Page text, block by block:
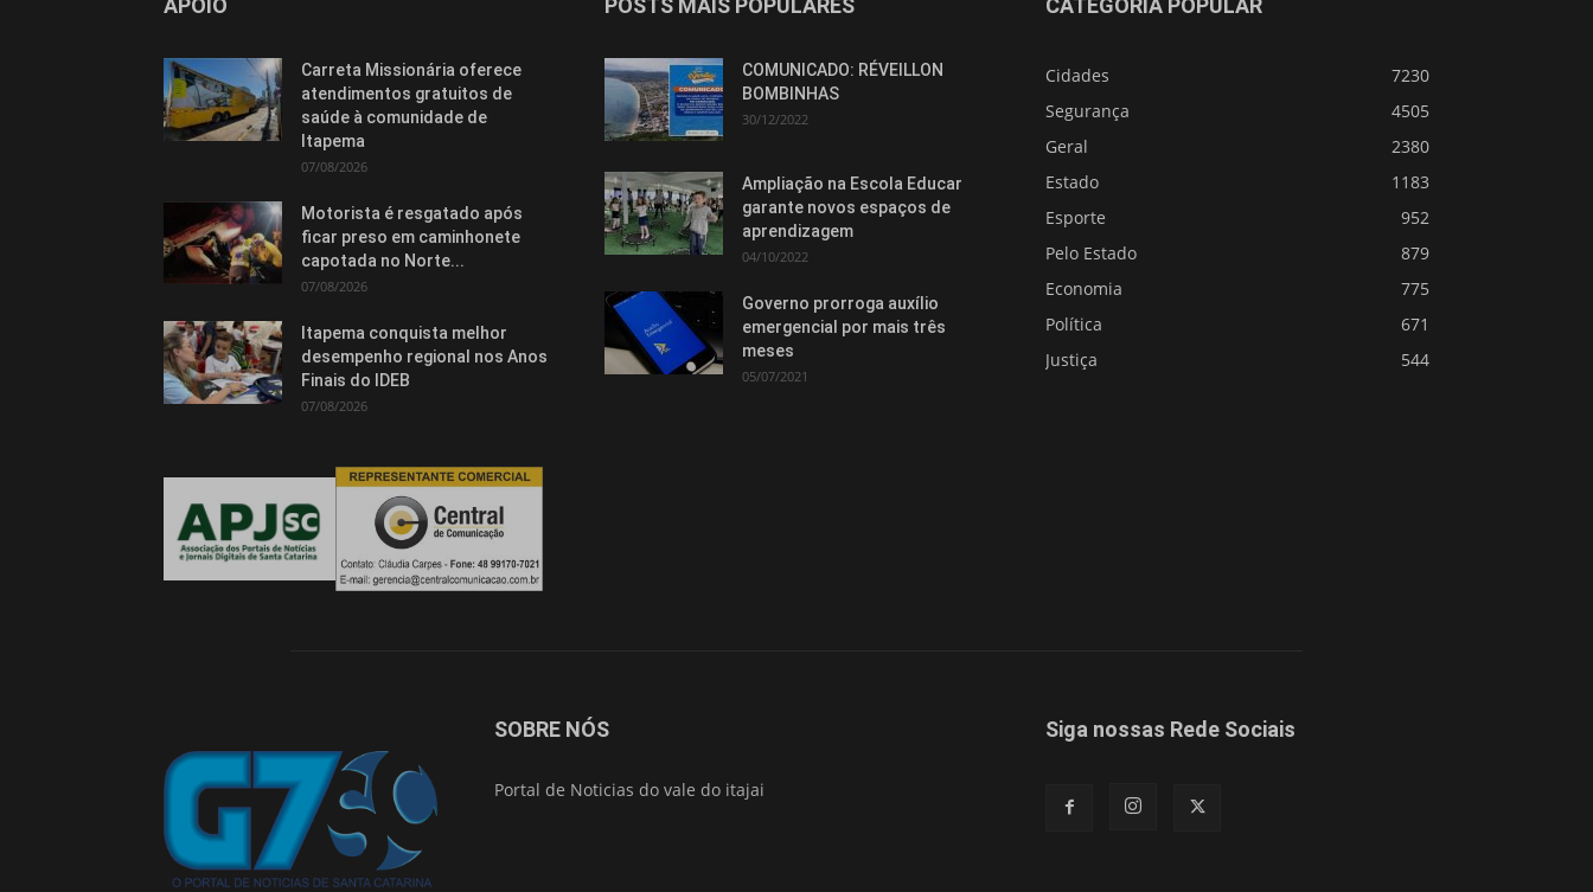
Carreta Missionária oferece
atendimentos gratuitos de
saúde à comunidade de
Itapema
07/08/2026
Motorista é resgatado após
ficar preso em caminhonete
capotada no Norte...
07/08/2026
Itapema conquista melhor
desempenho regional nos Anos
Finais do IDEB
07/08/2026
COMUNICADO: RÉVEILLON
BOMBINHAS
30/12/2022
Ampliação na Escola Educar
garante novos espaços de
aprendizagem
04/10/2022
Governo prorroga auxílio
emergencial por mais três
meses
05/07/2021
Cidades
7230
Segurança
4505
Geral
2380
Estado
1183
Esporte
952
Pelo Estado
879
Economia
775
Política
671
Justiça
544
SOBRE NÓS
Portal de Noticias do vale do itajai
Siga nossas Rede Sociais
Isso vai fechar em14segundos